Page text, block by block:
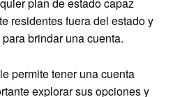
plan de estado capaz
residentes fuera del estado y
brindar una cuenta.
permite tener una cuenta
explorar sus opciones y